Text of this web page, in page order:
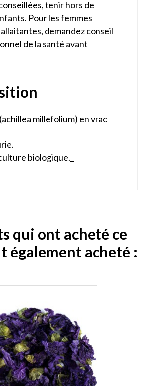
tenir hors de
Pour les femmes
demandez conseil
de la santé avant
millefolium) en vrac
biologique._
qui ont acheté ce
également acheté :